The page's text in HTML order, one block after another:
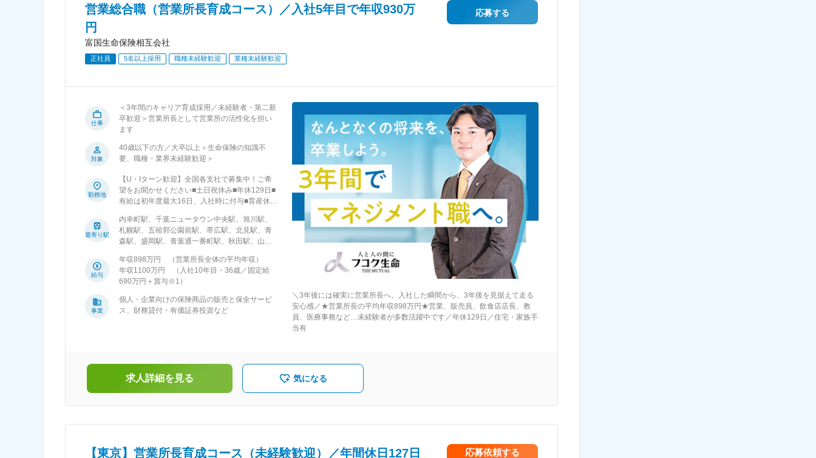
都)、新宿駅、池袋駅、立川駅、北松本駅、岐阜
駅、静岡駅、第一通り駅、伏見駅(愛知県)、三井
線)、なんば駅(地下鉄)、神戸三宮駅(阪神)、県庁
通り駅、袋町駅、阿波富田駅、高松築港駅、松
山市駅、県庁前駅(高知県)、旦過駅、中洲川端
前駅、西別院駅、京成千葉駅、三越前駅、新宿
西口駅、東池袋四丁目駅、立川南駅、日吉町
駅、浜松駅、国際センター駅、上栄町駅、京都
ー駅、郵便局前駅、中電前駅、高松駅(香川県)、
県庁前駅(愛媛県)、大橋通駅、祇園駅(福岡県)、
前駅、旭橋駅
営業総合職（営業所長育成コース）／入社5年目で年収930万
円
富国生命保険相互会社
応募する
正社員 5名以上採用 職種未経験歓迎 業種未経験歓迎
仕事
＜3年間のキャリア育成採用／未経験者・第二新
卒歓迎＞営業所長として営業所の活性化を担い
ます
対象
40歳以下の方／大卒以上＜生命保険の知識不
要、職種・業界未経験歓迎＞
勤務地
【U・Iターン歓迎】全国各支社で募集中！ご希
望をお聞かせください■土日祝休み■年休129日■
有給は初年度最大16日、入社時に付与■育産休の
休暇OK！富国生命には「仕事とプライベートの
どちらも大切にするのも、営業所長の仕事の一
つ」という考え方が浸透しています。メンバー
の見本となる営業所長こそ率先してメリハリよ
く働けるよう、全社をあげて業務効率の向上に
取り組んでいます。 ＜勤務地詳細＞ 北海道、青
木、群馬、埼玉、千葉、東京、神奈川、山梨、
岐阜、静岡、愛知、三重、新潟、富山、石川、
居住地近くの支社に配属となります※受動喫煙対
策あり
最寄り駅
内幸町駅、千葉ニュータウン中央駅、旭川駅、
札幌駅、五稜郭公園前駅、帯広駅、北見駅、青
森駅、盛岡駅、青葉通一番町駅、秋田駅、山形
前駅、北鉄金沢駅、仁愛女子高校駅、偕楽園
駅、宇都宮駅、中央前橋駅、大宮駅(埼玉県)、千
葉駅、馬車道駅、京急川崎駅、石上駅、甲府
駅、日本橋駅(東京都)、東陽町駅、都庁前駅、北
千住駅、東池袋駅、立川北駅、町田駅、松本
町駅(香川県)、市役所前駅(愛媛県)、高知城前
駅、平和通駅、呉服町駅(福岡県)、佐賀駅、桜町
駅(長崎県)、花畑町駅、大分駅、宮崎駅、高見馬
場駅、県庁前駅(沖縄県)、虎ノ門駅、さっぽろ
駅、田原町駅(福井県)、前橋駅、新千葉駅、桜木
都)、新宿駅、池袋駅、立川駅、北松本駅、岐阜
給与
年収898万円 （営業所長全体の平均年収）
年収1100万円 （入社10年目・36歳／固定給
690万円＋賞与※1）
事業
個人・企業向けの保険商品の販売と保全サービ
ス、財務貸付・有価証券投資など
＼3年後には確実に営業所長へ。入社した瞬間から、3年後を見据えて走る
安心感／★営業所長の平均年収898万円★営業、販売員、飲食店店長、教
員、医療事務など…未経験者が多数活躍中です／年休129日／住宅・家族手
当有
求人詳細を見る 気になる
【東京】営業所長育成コース（未経験歓迎）／年間休日127日
応募依頼する